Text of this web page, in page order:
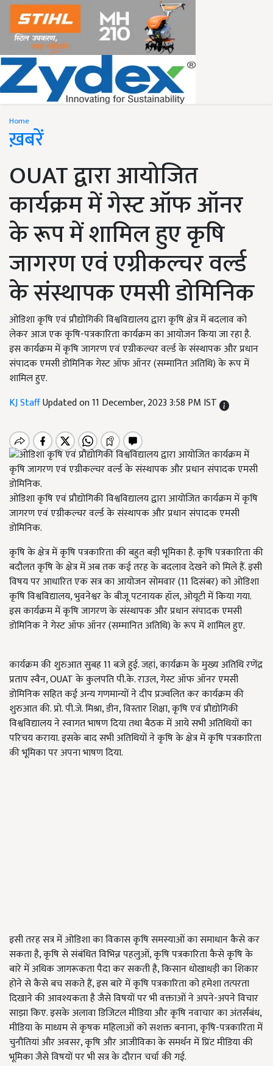
Home
ख़बरें
OUAT द्वारा आयोजित
कार्यक्रम में गेस्ट ऑफ ऑनर
के रूप में शामिल हुए कृषि
जागरण एवं एग्रीकल्चर वर्ल्ड
के संस्थापक एमसी डोमिनिक
ओडिशा कृषि एवं प्रौद्योगिकी विश्वविद्यालय द्वारा कृषि क्षेत्र में बदलाव को
लेकर आज एक कृषि-पत्रकारिता कार्यक्रम का आयोजन किया जा रहा है.
इस कार्यक्रम में कृषि जागरण एवं एग्रीकल्चर वर्ल्ड के संस्थापक और प्रधान
संपादक एमसी डोमिनिक गेस्ट ऑफ ऑनर (सम्मानित अतिथि) के रूप में
शामिल हुए.
KJ StaffUpdated on 11 December, 2023 3:58 PM IST
ओडिशा कृषि एवं प्रौद्योगिकी विश्वविद्यालय द्वारा आयोजित कार्यक्रम में कृषि
जागरण एवं एग्रीकल्चर वर्ल्ड के संस्थापक और प्रधान संपादक एमसी
डोमिनिक.
कृषि के क्षेत्र में कृषि पत्रकारिता की बहुत बड़ी भूमिका है. कृषि पत्रकारिता की
बदौलत कृषि के क्षेत्र में अब तक कई तरह के बदलाव देखने को मिले हैं. इसी
विषय पर आधारित एक सत्र का आयोजन सोमवार (11 दिसंबर) को ओडिशा
कृषि विश्वविद्यालय, भुवनेश्वर के बीजू पटनायक हॉल, ओयूटी में किया गया.
इस कार्यक्रम में कृषि जागरण के संस्थापक और प्रधान संपादक एमसी
डोमिनिक ने गेस्ट ऑफ ऑनर (सम्मानित अतिथि) के रूप में शामिल हुए.
कार्यक्रम की शुरुआत सुबह 11 बजे हुई. जहां, कार्यक्रम के मुख्य अतिथि रणेंद्र
प्रताप स्वैन, OUAT के कुलपति पी.के. राउल, गेस्ट ऑफ ऑनर एमसी
डोमिनिक सहित कई अन्य गणमान्यों ने दीप प्रज्वलित कर कार्यक्रम की
शुरुआत की. प्रो. पी.जे. मिश्रा, डीन, विस्तार शिक्षा, कृषि एवं प्रौद्योगिकी
विश्वविद्यालय ने स्वागत भाषण दिया तथा बैठक में आये सभी अतिथियों का
परिचय कराया. इसके बाद सभी अतिथियों ने कृषि के क्षेत्र में कृषि पत्रकारिता
की भूमिका पर अपना भाषण दिया.
इसी तरह सत्र में ओडिशा का विकास कृषि समस्याओं का समाधान कैसे कर
सकता है, कृषि से संबंधित विभिन्न पहलुओं, कृषि पत्रकारिता कैसे कृषि के
बारे में अधिक जागरूकता पैदा कर सकती है, किसान धोखाधड़ी का शिकार
होने से कैसे बच सकते हैं, इस बारे में कृषि पत्रकारिता को हमेशा तत्परता
दिखाने की आवश्यकता है जैसे विषयों पर भी वक्ताओं ने अपने-अपने विचार
साझा किए. इसके अलावा डिजिटल मीडिया और कृषि नवाचार का अंतर्संबंध,
मीडिया के माध्यम से कृषक महिलाओं को सशक्त बनाना, कृषि-पत्रकारिता में
चुनौतियां और अवसर, कृषि और आजीविका के समर्थन में प्रिंट मीडिया की
भूमिका जैसे विषयों पर भी सत्र के दौरान चर्चा की गई.